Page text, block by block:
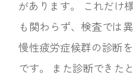
があります。 これだけ
も関わらず、検査では
慢性疲労症候群の診断
です。 また診断できた